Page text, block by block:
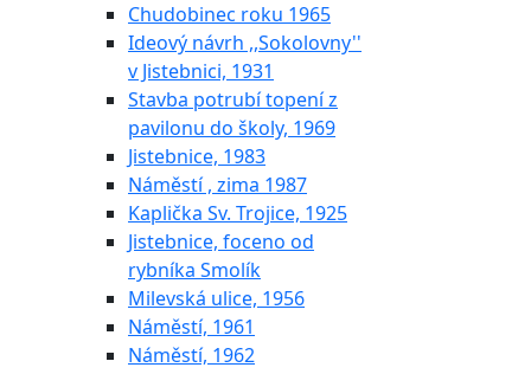
Chudobinec roku 1965
Ideový návrh ,,Sokolovny''
v Jistebnici, 1931
Stavba potrubí topení z
pavilonu do školy, 1969
Jistebnice, 1983
Náměstí , zima 1987
Kaplička Sv. Trojice, 1925
Jistebnice, foceno od
rybníka Smolík
Milevská ulice, 1956
Náměstí, 1961
Náměstí, 1962